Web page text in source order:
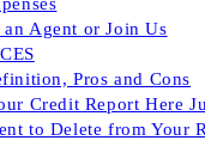
an Agent or Join Us
Pros and Cons
Credit Report Here
to Delete from Your